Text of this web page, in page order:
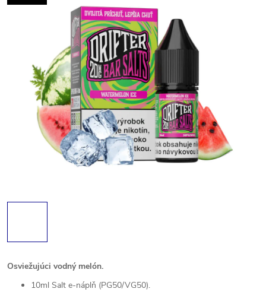
Osviežujúci vodný melón.
10ml Salt e-náplň (PG50/VG50).